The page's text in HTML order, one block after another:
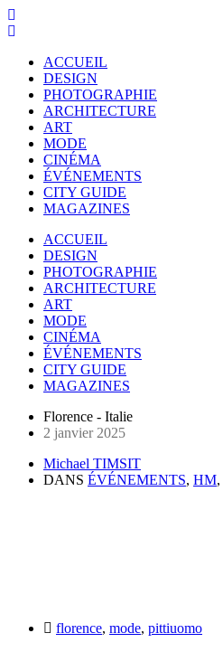
ACCUEIL
DESIGN
PHOTOGRAPHIE
ARCHITECTURE
ART
MODE
CINÉMA
ÉVÉNEMENTS
CITY GUIDE
MAGAZINES
ACCUEIL
DESIGN
PHOTOGRAPHIE
ARCHITECTURE
ART
MODE
CINÉMA
ÉVÉNEMENTS
CITY GUIDE
MAGAZINES
Florence - Italie
2 janvier 2025
Michael TIMSIT
DANS ÉVÉNEMENTS, HM,
florence, mode, pittiuomo